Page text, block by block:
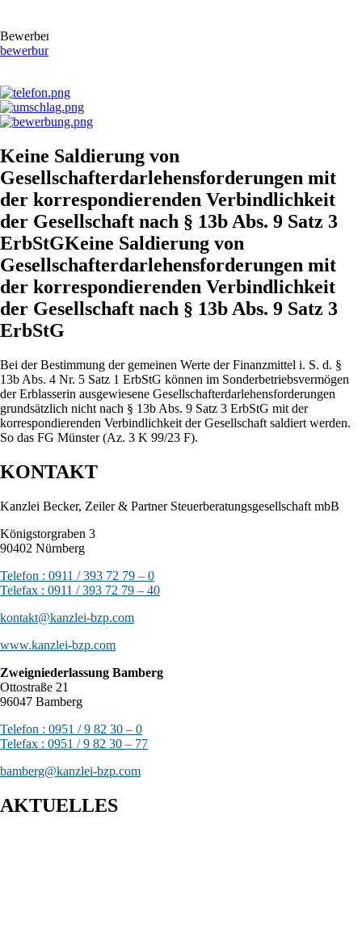
Bewerben Sie sich online oder per E-Mail
bewerbung@stb-becker-zeiler.de
Keine Saldierung von
Gesellschafterdarlehensforderungen mit
der korrespondierenden Verbindlichkeit
der Gesellschaft nach § 13b Abs. 9 Satz 3
ErbStGKeine Saldierung von
Gesellschafterdarlehensforderungen mit
der korrespondierenden Verbindlichkeit
der Gesellschaft nach § 13b Abs. 9 Satz 3
ErbStG
Bei der Bestimmung der gemeinen Werte der Finanzmittel i. S. d. §
13b Abs. 4 Nr. 5 Satz 1 ErbStG können im Sonderbetriebsvermögen
der Erblasserin ausgewiesene Gesellschafterdarlehensforderungen
grundsätzlich nicht nach § 13b Abs. 9 Satz 3 ErbStG mit der
korrespondierenden Verbindlichkeit der Gesellschaft saldiert werden.
So das FG Münster (Az. 3 K 99/23 F).
KONTAKT
Kanzlei Becker, Zeiler & Partner Steuerberatungsgesellschaft mbB
Königstorgraben 3
90402 Nürnberg
Telefon : 0911 / 393 72 79 – 0
Telefax : 0911 / 393 72 79 – 40
kontakt@kanzlei-bzp.com
www.kanzlei-bzp.com
Zweigniederlassung Bamberg
Ottostraße 21
96047 Bamberg
Telefon : 0951 / 9 82 30 – 0
Telefax : 0951 / 9 82 30 – 77
bamberg@kanzlei-bzp.com
AKTUELLES